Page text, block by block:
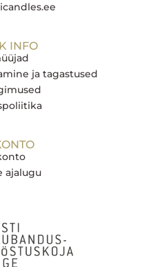
INFO
ja tagastused
ajalugu